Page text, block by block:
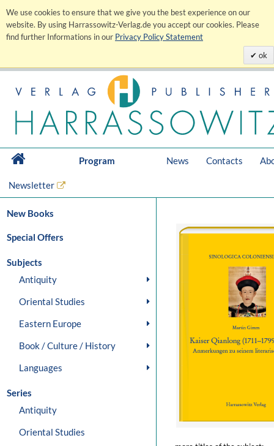
We use cookies to ensure that we give you the best experience on our
website. By using Harrassowitz-Verlag.de you accept our cookies. Please
find further Informations in our Privacy Policy Statement
ok
Program News Contacts
Newsletter
New Books
Special Offers
Subjects
Antiquity
Oriental Studies
Eastern Europe
Book / Culture / History
Languages
Series
Antiquity
Oriental Studies